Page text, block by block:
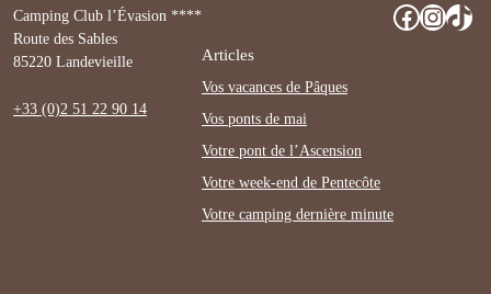
Camping Club l’Évasion ****
Route des Sables
85220 Landevieille
+33 (0)2 51 22 90 14
Articles
Vos vacances de Pâques
Vos ponts de mai
Votre pont de l’Ascension
Votre week-end de Pentecôte
Votre camping dernière minute
Facebook InstagramTikTok